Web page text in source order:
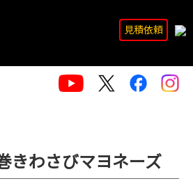
見積依頼
きわさびマヨネーズ